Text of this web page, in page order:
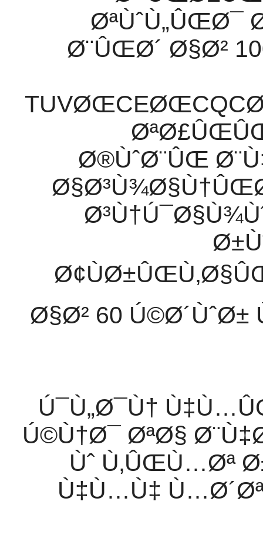
Ø¨ÛŒØ´ Ø§Ø²
Ø®ÙˆØ¨ÛŒ
Ø§Ø² 60 Ú©Ø´ÙˆØ±
- Ú¯Ù„Ø¯Ù†
Ú©Ù†Ø¯ ØªØ§
Ùˆ Ù‚ÛŒÙ…Øª
Ù‡Ù…Ù‡